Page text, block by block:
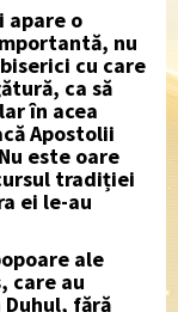
apare o
nu
cu care
ca să
în acea
Apostolii
este oare
tradiției
ei le-au
ale
care au
fără